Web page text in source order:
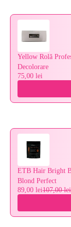
Yellow Rolă
Decolorare
75,00 lei
ETB Hair Bright
Blond Perfect
89,00 lei107,00 lei